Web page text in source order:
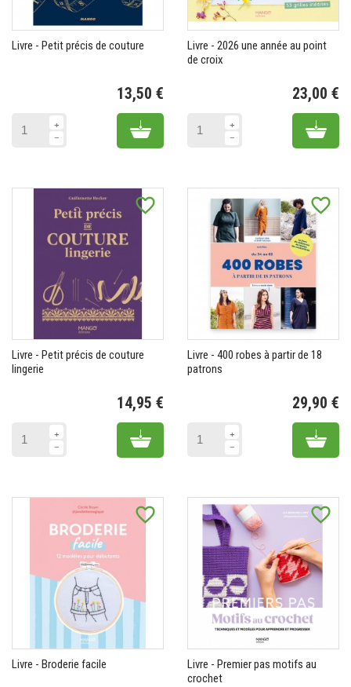
Livre - Petit précis de couture
13,50 €
Add to cart
Livre - 2026 une année au point
de croix
23,00 €
Add
favorite_border
Livre - Petit précis de couture
lingerie
14,95 €
Add to cart
favorite_border
Livre - 400 robes à partir de 18
patrons
29,90 €
Add
favorite_border
Livre - Broderie facile
favorite_border
Livre - Premier pas motifs au
crochet